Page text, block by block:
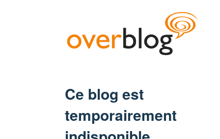
Ce blog est
temporairement